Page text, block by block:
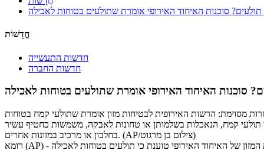
סוכנות האיחוד האירופי אומרת שתולעים בטוחות לאכילה
חֲדָשׁוֹת
חדשות התעשייה
חדשות החברה
סוכנות האיחוד האירופי אומרת שתולעים בטוחות לאכילה
גאוט" של צרפת עומדות בפני תחרות מסוימת: הרשות האירופית לבטיחות מזון אומרת שתולעי קמח בטוחות
תולעי קמח, הנאכלות בשלמותן או טחונות לאבקה, משמשות כחטיף עשיר
בחלבון או מרכיב במזונות אחרים. (AP/צילום בן מרגוט)